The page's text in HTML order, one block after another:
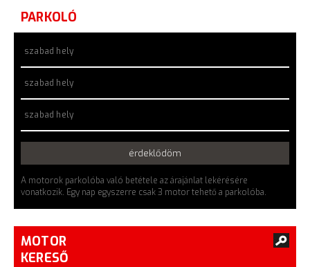
PARKOLÓ
szabad hely
szabad hely
szabad hely
érdeklődöm
A motorok parkolóba való betétele az árajánlat lekérésére
vonatkozik. Egy nap egyszerre csak 3 motor tehető a parkolóba.
MOTOR
KERESŐ